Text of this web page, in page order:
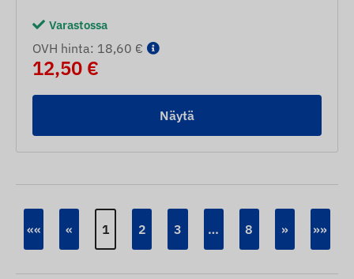
Varastossa
OVH hinta: 18,60 €
12,50 €
Näytä
«« « 1 2 3 … 8 » »»